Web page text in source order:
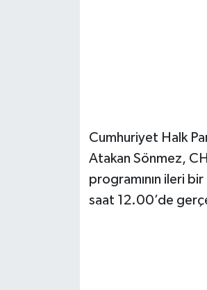
Cumhuriyet Halk
Atakan Sönmez,
programının ileri bir
saat 12.00’de